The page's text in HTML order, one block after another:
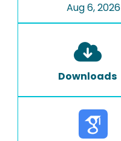
Aug 6, 2026
Downloads